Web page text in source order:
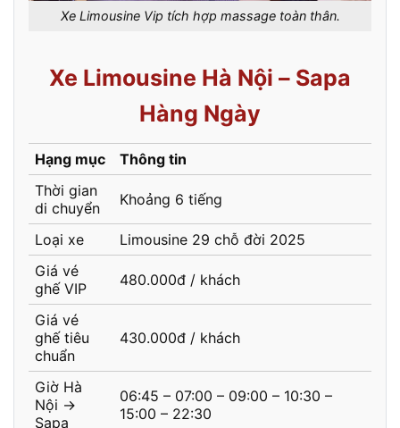
Xe Limousine Vip tích hợp massage toàn thân.
Xe Limousine Hà Nội – Sapa
Hàng Ngày
Hạng mục
Thông tin
Thời gian
di chuyển
Khoảng 6 tiếng
Loại xe
Limousine 29 chỗ đời 2025
Giá vé
ghế VIP
480.000đ / khách
Giá vé
ghế tiêu
chuẩn
430.000đ / khách
Giờ Hà
Nội →
Sapa
06:45 – 07:00 – 09:00 – 10:30 –
15:00 – 22:30